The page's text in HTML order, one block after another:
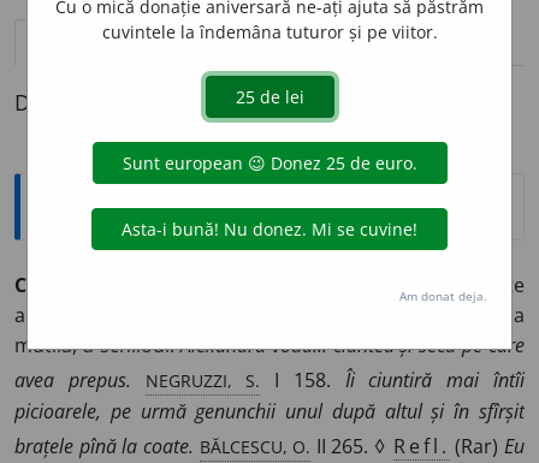
definiții (1)
Definiția cu ID-ul 908079:
Explicative DEX
CIUNT
(Cu privire la o parte
a corpului) A tăia, a amputa; (cu privire la oameni) a
mutila, a schilodi.Alexandru-vodă... ciuntea și seca pe care
avea prepus.
NEGRUZZI, S. I 158. Îi ciuntiră mai întîi
picioarele, pe urmă genunchii unul după altul și în sfîrșit
brațele pînă la coate. BĂLCESCU, O. II 265. ◊ Refl. (Rar)Eu
Cu o mică donație aniversară ne-ați ajuta să păstrăm
cuvintele la îndemâna tuturor și pe viitor.
Am donat deja.